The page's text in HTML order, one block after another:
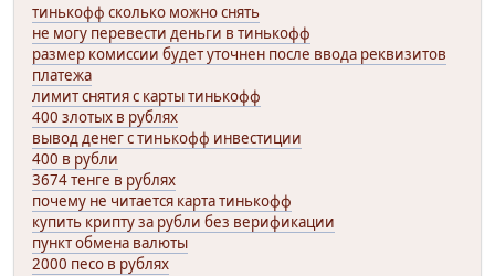
тинькофф сколько можно снять
не могу перевести деньги в тинькофф
размер комиссии будет уточнен после ввода реквизитов
платежа
лимит снятия с карты тинькофф
400 злотых в рублях
вывод денег с тинькофф инвестиции
400 в рубли
3674 тенге в рублях
почему не читается карта тинькофф
купить крипту за рубли без верификации
пункт обмена валюты
2000 песо в рублях